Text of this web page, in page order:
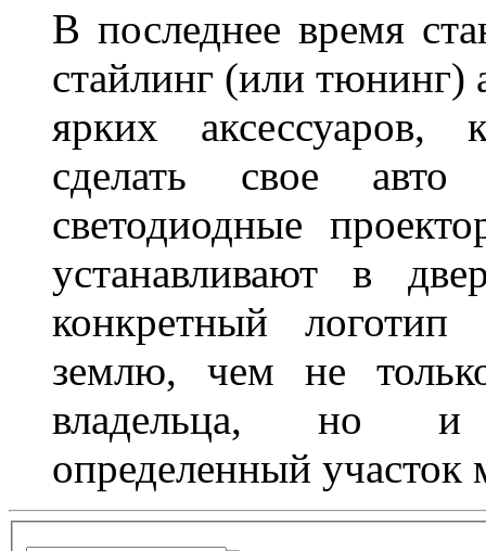
В последнее время
стайлинг (или тюнинг)
ярких аксессуаров,
сделать свое
светодиодные
устанавливают в
конкретный логотип
землю, чем не
владельца, но и
определенный участок